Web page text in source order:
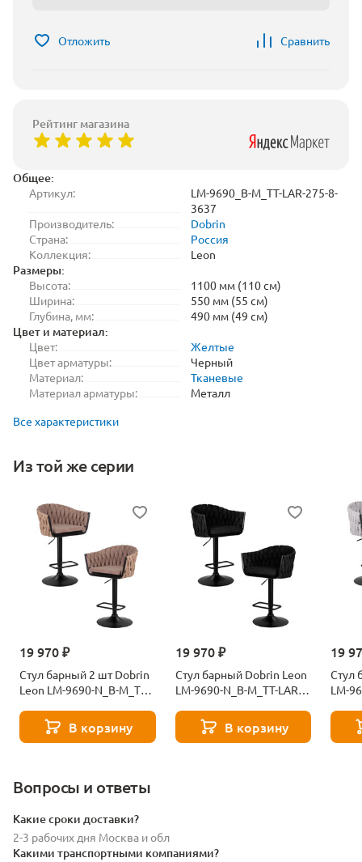
Общее:
Артикул:
LM-9690_B-M_TT-LAR-275-8-
3637
Производитель:
Dobrin
Страна:
Россия
Коллекция:
Leon
Размеры:
Высота:
1100 мм (110 см)
Ширина:
550 мм (55 см)
Глубина, мм:
490 мм (49 см)
Цвет и материал:
Цвет:
Желтые
Цвет арматуры:
Черный
Материал:
Тканевые
Материал арматуры:
Металл
Все характеристики
Из той же серии
19 970 ₽
Стул барный 2 шт Dobrin
Leon LM-9690-N_B-M_TT-
В корзину
19 970 ₽
Стул барный Dobrin Leon
LM-9690-N_B-M_TT-LAR-
В корзину
19
Стул
LM-
Вопросы и ответы
Какие сроки доставки?
2-3 рабочих дня Москва и обл
Какими транспортными компаниями?
Отложить Сравнить
Рейтинг магазина